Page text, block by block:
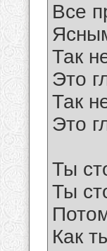
Все
Так
Это
Так
Это
Ты
Ты
Как